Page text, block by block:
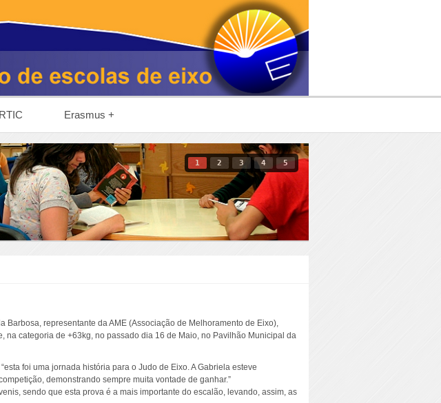
Erasmus +
1 2 3 4 5
representante da AME (Associação de Melhoramento de Eixo),
na categoria de +63kg, no passado dia 16 de Maio, no Pavilhão Municipal da
foi uma jornada história para o Judo de Eixo. A Gabriela esteve
demonstrando sempre muita vontade de ganhar.”
sendo que esta prova é a mais importante do escalão, levando, assim, as